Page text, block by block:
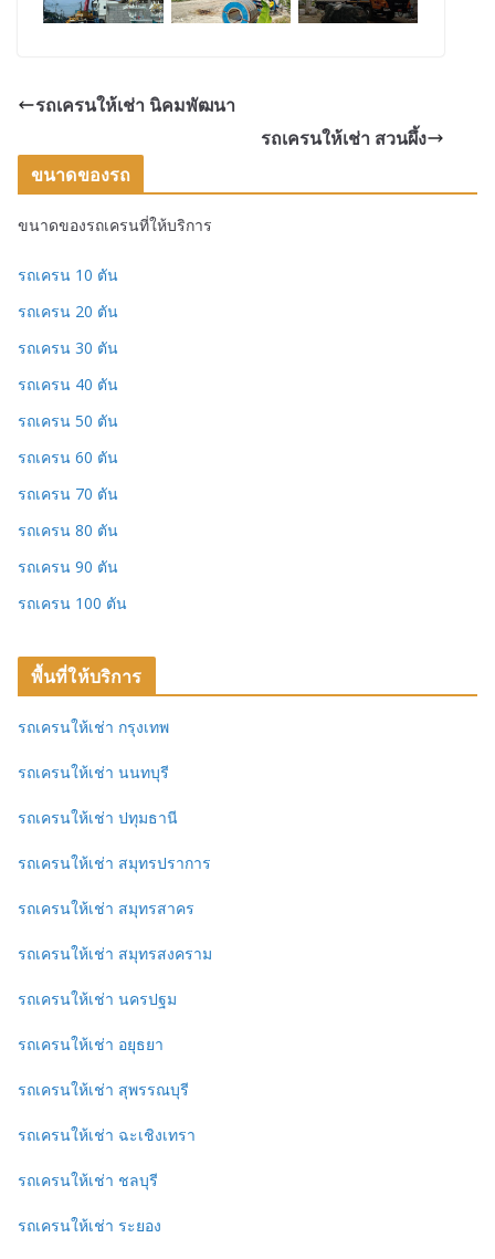
รถเครนให้เช่า นิคมพัฒนา
รถเครนให้เช่า สวนผึ้ง
ขนาดของรถ
ขนาดของรถเครนที่ให้บริการ
รถเครน 10 ตัน
รถเครน 20 ตัน
รถเครน 30 ตัน
รถเครน 40 ตัน
รถเครน 50 ตัน
รถเครน 60 ตัน
รถเครน 70 ตัน
รถเครน 80 ตัน
รถเครน 90 ตัน
รถเครน 100 ตัน
พื้นที่ให้บริการ
รถเครนให้เช่า กรุงเทพ
รถเครนให้เช่า นนทบุรี
รถเครนให้เช่า ปทุมธานี
รถเครนให้เช่า สมุทรปราการ
รถเครนให้เช่า สมุทรสาคร
รถเครนให้เช่า สมุทรสงคราม
รถเครนให้เช่า นครปฐม
รถเครนให้เช่า อยุธยา
รถเครนให้เช่า สุพรรณบุรี
รถเครนให้เช่า ฉะเชิงเทรา
รถเครนให้เช่า ชลบุรี
รถเครนให้เช่า ระยอง